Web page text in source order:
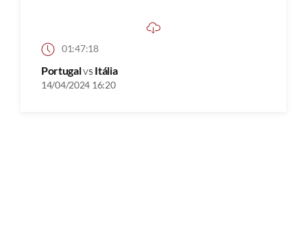
01:47:18
Portugalvs Itália
14/04/2024 16:20